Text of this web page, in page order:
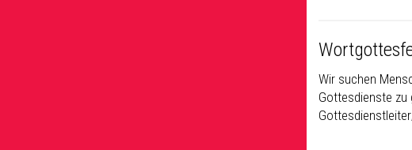
Wir suchen
Gottesdienste zu